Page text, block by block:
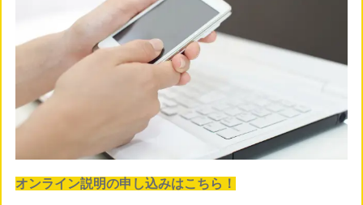
オンライン説明の申し込みはこちら！